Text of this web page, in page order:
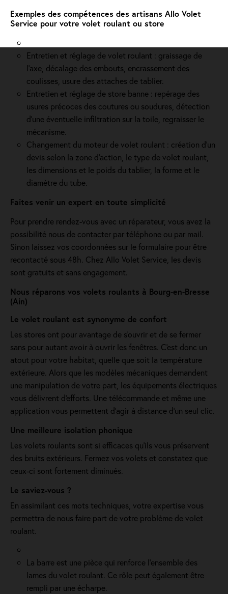
Exemples des compétences des artisans Allo Volet
Service pour votre volet roulant ou store
Entretien et réglage de volet roulant : graissage de
l’axe, décalage des embouts, encrassement des
coulisses, usure des attaches de tablier.
Entretien et réglage de store banne : repérage des
usures précoces des coutures ou soudures, détection
d'une éventuelle infiltration sur la toile, regraisser le
mécanisme.
Changement du moteur de volet roulant : création d'un
devis selon la zone d’action, le type de volet roulant,
les dimensions et le poids du tablier, la forme et le
diamètre du tube.
Faites venir un expert en toute simplicité
Pour prendre rendez-vous avec un réparateur, vous avez la
possibilité nous de contacter par téléphone ou par mail.
Sinon laissez vos coordonnées sur le formulaire pour être
recontacté sous 48h. Chez Allo Volet Service, les devis
sont gratuits et sans engagement.
Nous réparons vos volets roulants à Bourg-en-Bresse
(Ain)
Le volet roulant est synonyme de confort
Les stores ont pour avantage de s'ouvrir et de se fermer
sans pour autant avoir à ouvrir les fenêtres. C'est donc un
atout pour votre habitat, quelle que soit la température
extérieure. Alors que les modèles mécaniques demandent
une manipulation de votre part, les équipements électriques
vous délivrent d'efforts. Une télécommande et même une
application vous permettent d'agir à distance d'un seul clic.
Une meilleure isolation phonique
Les volets roulants sont si efficaces qu’ils vous préservent
des bruits extérieurs. Fermez vos volets et constatez que
ceux-ci sont fortement diminués.
Le saviez-vous ?
En assimilant ces mots techniques, votre expertise vous
permettra de nous faire part de votre problème de volet
roulant.
La barre est une pièce qui renforce l’ensemble des
lames du volet roulant. Ce rôle peut également être
rempli par une écharpe.